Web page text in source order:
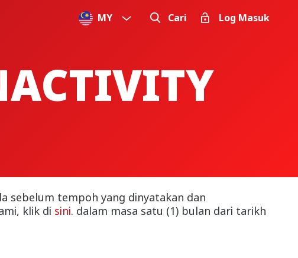
MY Cari Log Masuk
sebelum tempoh yang dinyatakan dan
klik di sini. dalam masa satu (1) bulan dari tarikh